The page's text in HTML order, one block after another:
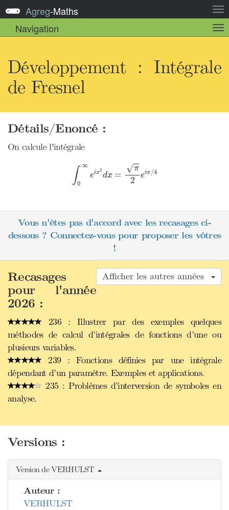
la
Agreg-Maths
Navigation
la
Développement : Intégrale
de Fresnel
Détails/Enoncé :
On calcule l'intégrale
∫ ∞
0
eix2
dx =
√π
2 eiπ /4
∫0∞ eiπ
Vous n'êtes pas d'accord avec les recasages ci-
dessous ? Connectez-vous pour proposer les vôtres
!
Afficher les autres années
Recasages
pour l'année
2026 :
236 : Illustrer par des exemples quelques
méthodes de calcul d’intégrales de fonctions d’une ou
plusieurs variables.
239 : Fonctions définies par une intégrale
dépendant d’un paramètre. Exemples et applications.
235 : Problèmes d’interversion de symboles en
analyse.
Versions :
Version de VERHULST
Auteur :
VERHULST